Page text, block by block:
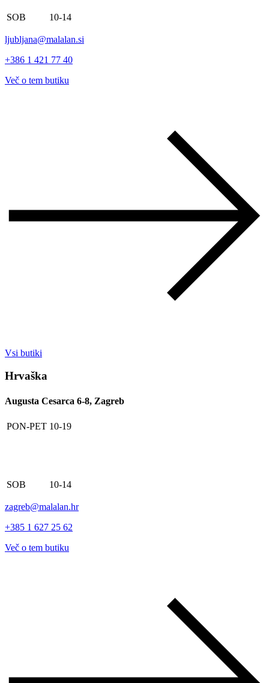
SOB 10-14
ljubljana@malalan.si
+386 1 421 77 40
Več o tem butiku
Vsi butiki
Hrvaška
Augusta Cesarca 6-8, Zagreb
PON-PET 10-19
SOB 10-14
zagreb@malalan.hr
+385 1 627 25 62
Več o tem butiku